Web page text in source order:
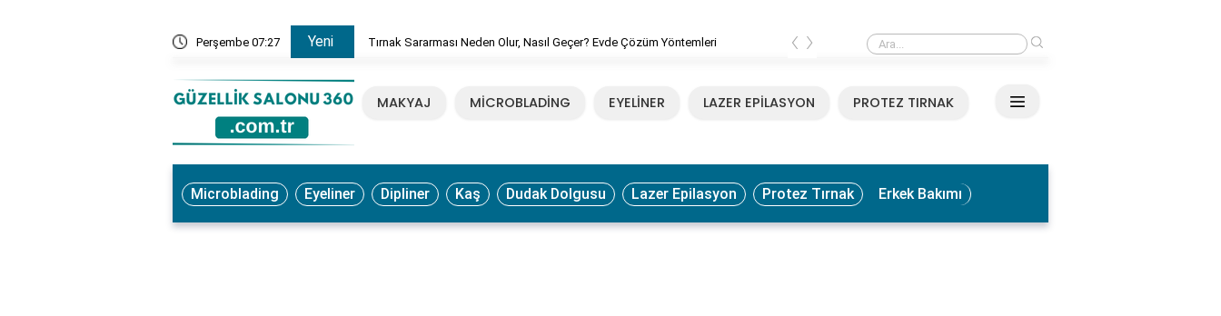
Perşembe 07:27 Yeni
Ne İşe Yarar? Faydaları ve Kullanım Yöntemleri Tırnak Sararması Neden Olur, Nasıl Geçer? Evde Çözüm Yöntemleri Medikal El ve Ayak Bakımı Nedir? Faydaları ve Uygulama Yöntemleri
‹ ›
MAKYAJ MİCROBLADİNG EYELİNER LAZER EPİLASYON PROTEZ TIRNAK
Microblading Eyeliner Dipliner Kaş Dudak Dolgusu Lazer Epilasyon Protez Tırnak Erkek Bakımı